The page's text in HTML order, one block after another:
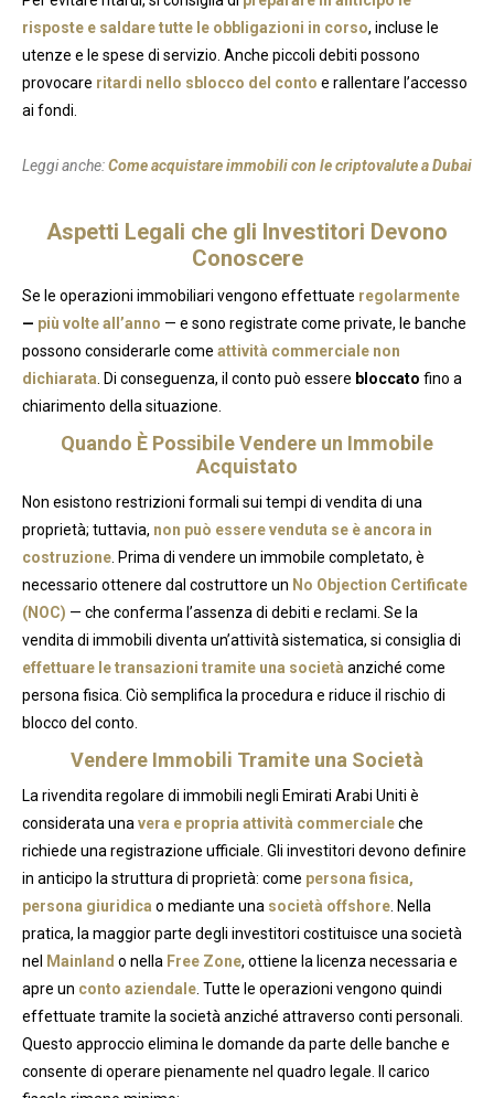
risposte e saldare tutte le obbligazioni in corso, incluse le
utenze e le spese di servizio. Anche piccoli debiti possono
provocare ritardi nello sblocco del conto e rallentare l’accesso
ai fondi.
Leggi anche:Come acquistare immobili con le criptovalute a Dubai
Aspetti Legali che gli Investitori Devono
Conoscere
Se le operazioni immobiliari vengono effettuate regolarmente
— più volte all’anno — e sono registrate come private, le banche
possono considerarle come attività commerciale non
dichiarata . Di conseguenza, il conto può essere bloccato fino a
chiarimento della situazione.
Quando È Possibile Vendere un Immobile
Acquistato
Non esistono restrizioni formali sui tempi di vendita di una
proprietà; tuttavia, non può essere venduta se è ancora in
costruzione . Prima di vendere un immobile completato, è
necessario ottenere dal costruttore un No Objection Certificate
(NOC) — che conferma l’assenza di debiti e reclami. Se la
vendita di immobili diventa un’attività sistematica, si consiglia di
effettuare le transazioni tramite una società anziché come
persona fisica. Ciò semplifica la procedura e riduce il rischio di
blocco del conto.
Vendere Immobili Tramite una Società
La rivendita regolare di immobili negli Emirati Arabi Uniti è
considerata una vera e propria attività commercialeche
richiede una registrazione ufficiale. Gli investitori devono definire
in anticipo la struttura di proprietà: come persona fisica,
persona giuridica o mediante una società offshore . Nella
pratica, la maggior parte degli investitori costituisce una società
nel
Mainland o nella Free Zone, ottiene la licenza necessaria e
apre un conto aziendale . Tutte le operazioni vengono quindi
effettuate tramite la società anziché attraverso conti personali.
Questo approccio elimina le domande da parte delle banche e
consente di operare pienamente nel quadro legale. Il carico